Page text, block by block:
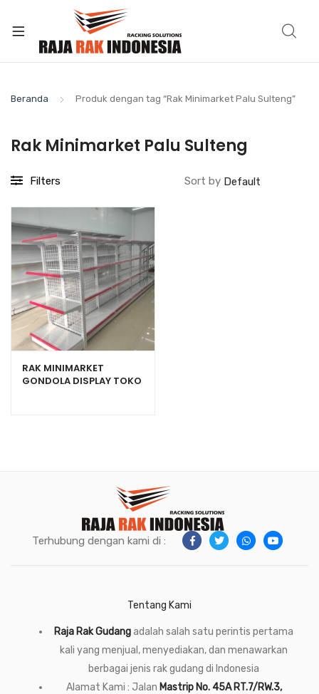
Beranda Produk dengan tag “Rak Minimarket Palu Sulteng”
Rak Minimarket Palu Sulteng
Filters Sort by
RAK MINIMARKET
GONDOLA DISPLAY TOKO
Terhubung dengan kami di :
Tentang Kami
Raja Rak Gudangadalah salah satu perintis pertama
kali yang menjual, menyediakan, dan menawarkan
berbagai jenis rak gudang di Indonesia
Alamat Kami : Jalan Mastrip No. 45A RT.7/RW.3,